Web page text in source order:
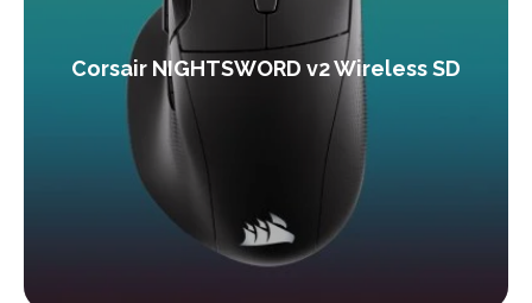
Corsair NIGHTSWORD v2 Wireless SD